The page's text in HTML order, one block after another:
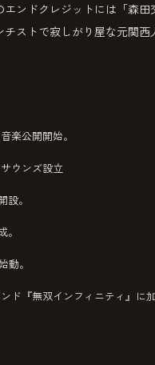
ンドクレジットには「森
ストで寂しがり屋な元関西
楽公開開始。
ウンズ設立
設。
動。
ド『無双インフィニティ』に